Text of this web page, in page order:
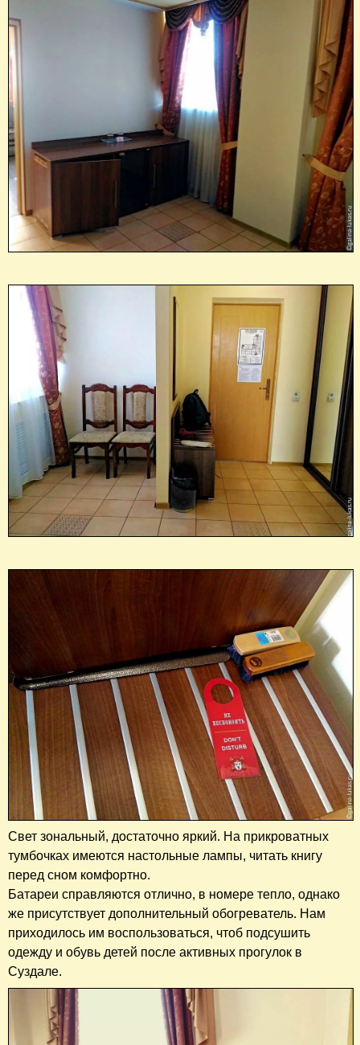
Свет зональный, достаточно яркий. На прикроватных
тумбочках имеются настольные лампы, читать книгу
перед сном комфортно.
Батареи справляются отлично, в номере тепло, однако
же присутствует дополнительный обогреватель. Нам
приходилось им воспользоваться, чтоб подсушить
одежду и обувь детей после активных прогулок в
Суздале.